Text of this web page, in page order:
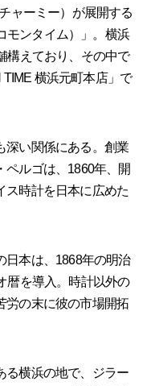
ャーミー）が展開する
モンタイム）」。横浜
構えており、その中で
横浜元町本店」で
い関係にある。創業
ペルゴは、1860年、開
ス時計を日本に広めた
本は、1868年の明治
暦を導入。時計以外の
労の末に彼の市場開拓
横浜の地で、ジラー